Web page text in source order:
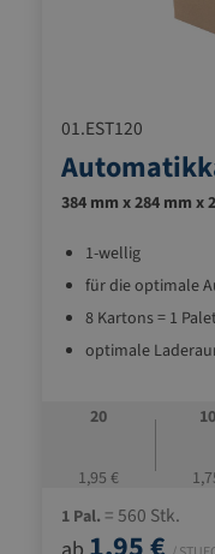
01.EST120
384 mm x 284 mm x
1-wellig
für die optimale
8 Kartons = 1
optimale
0711)
Transportmittel
20
1,95 €
1 Pal. = 560 Stk.